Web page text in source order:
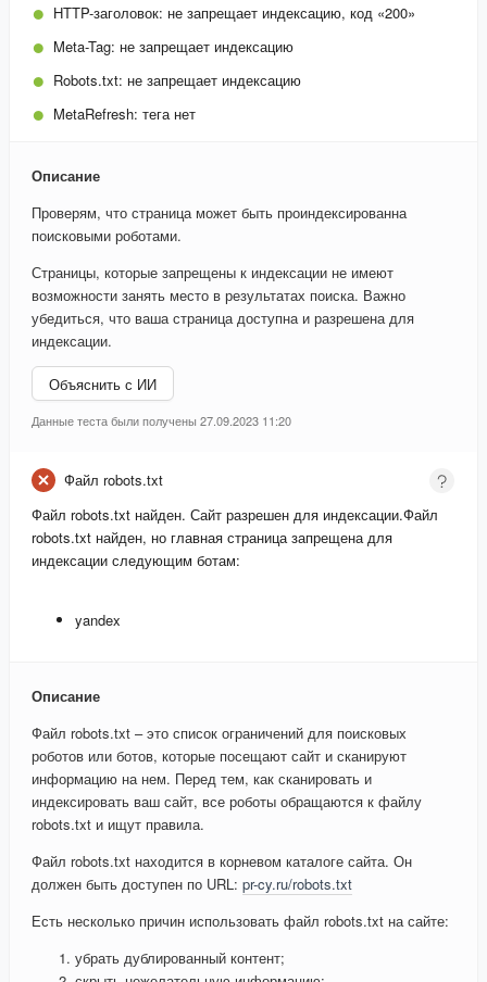
HTTP-заголовок: не запрещает индексацию, код «200»
Meta-Tag: не запрещает индексацию
Robots.txt: не запрещает индексацию
MetaRefresh: тега нет
Описание
Проверям, что страница может быть проиндексированна
поисковыми роботами.
Страницы, которые запрещены к индексации не имеют
возможности занять место в результатах поиска. Важно
убедиться, что ваша страница доступна и разрешена для
индексации.
Объяснить с ИИ
Данные теста были получены 27.09.2023 11:20
Файл robots.txt
Файл robots.txt найден. Сайт разрешен для индексации.Файл
robots.txt найден, но главная страница запрещена для
индексации следующим ботам:
yandex
Описание
Файл robots.txt – это список ограничений для поисковых
роботов или ботов, которые посещают сайт и сканируют
информацию на нем. Перед тем, как сканировать и
индексировать ваш сайт, все роботы обращаются к файлу
robots.txt и ищут правила.
Файл robots.txt находится в корневом каталоге сайта. Он
должен быть доступен по URL: pr-cy.ru/robots.txt
Есть несколько причин использовать файл robots.txt на сайте:
убрать дублированный контент;